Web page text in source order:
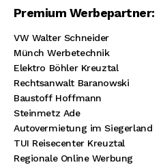
Premium Werbepartner:
VW Walter Schneider
Münch Werbetechnik
Elektro Böhler Kreuztal
Rechtsanwalt Baranowski
Baustoff Hoffmann
Steinmetz Ade
Autovermietung im Siegerland
TUI Reisecenter Kreuztal
Regionale Online Werbung